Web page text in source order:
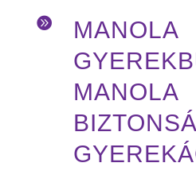

MANOLA
MANOLA